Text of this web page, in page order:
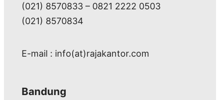
(021) 8570833 – 0821 2222 0503
(021) 8570834
E-mail : info(at)rajakantor.com
Bandung